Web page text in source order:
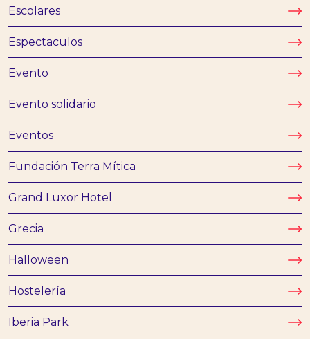
Escolares
Espectaculos
Evento
Evento solidario
Eventos
Fundación Terra Mítica
Grand Luxor Hotel
Grecia
Halloween
Hostelería
Iberia Park